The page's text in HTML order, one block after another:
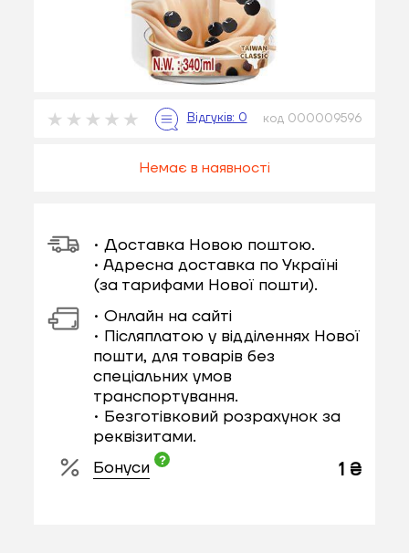
код 000009596
Немає в наявності
• Доставка Новою поштою.
• Адресна доставка по Україні
(за тарифами Нової пошти).
• Онлайн на сайті
• Післяплатою у відділеннях Нової
пошти, для товарів без
спеціальних умов
транспортування.
• Безготівковий розрахунок за
реквізитами.
Бонуси
1 ₴